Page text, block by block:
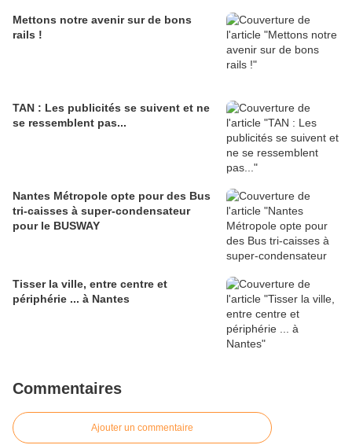
Mettons notre avenir sur de bons
rails !
TAN : Les publicités se suivent et ne
se ressemblent pas...
Nantes Métropole opte pour des Bus
tri-caisses à super-condensateur
pour le BUSWAY
Tisser la ville, entre centre et
périphérie ... à Nantes
Commentaires
Ajouter un commentaire